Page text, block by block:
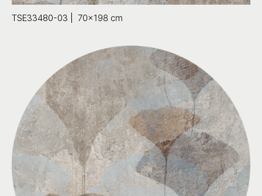
TSE33480-03 | 70×198 cm